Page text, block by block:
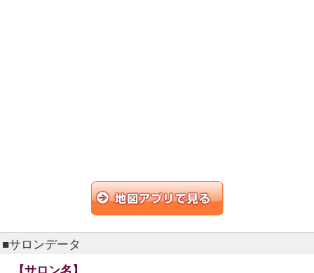
■サロンデータ